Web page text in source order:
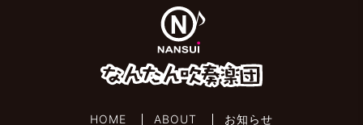
HOME ABOUT お知らせ